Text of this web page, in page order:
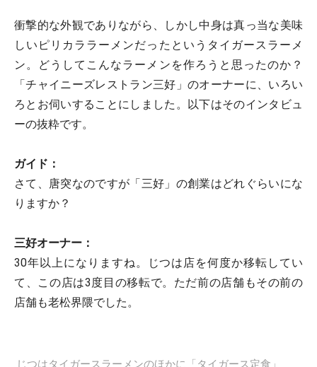
衝撃的な外観でありながら、しかし中身は真っ当な美味
しいピリカララーメンだったというタイガースラーメ
ン。どうしてこんなラーメンを作ろうと思ったのか？
「チャイニーズレストラン三好」のオーナーに、いろい
ろとお伺いすることにしました。以下はそのインタビュ
ーの抜粋です。
ガイド：
さて、唐突なのですが「三好」の創業はどれぐらいにな
りますか？
三好オーナー：
30年以上になりますね。じつは店を何度か移転してい
て、この店は3度目の移転で。ただ前の店舗もその前の
店舗も老松界隈でした。
じつはタイガースラーメンのほかに「タイガース定食」